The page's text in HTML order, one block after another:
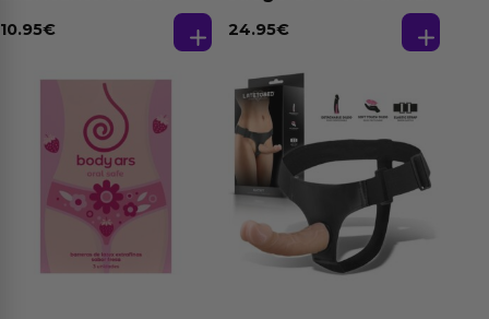
Dilatación Base Agua
10.95€ 24.95€